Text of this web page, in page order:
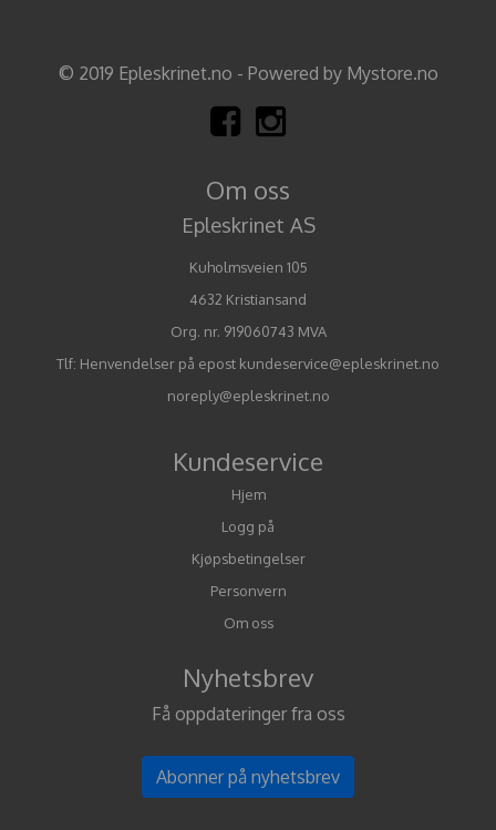
© 2019 Epleskrinet.no - Powered by Mystore.no
Om oss
Epleskrinet AS
Kuholmsveien 105
4632 Kristiansand
Org. nr. 919060743 MVA
Tlf: Henvendelser på epost kundeservice@epleskrinet.no
noreply@epleskrinet.no
Kundeservice
Hjem
Logg på
Kjøpsbetingelser
Personvern
Om oss
Nyhetsbrev
Få oppdateringer fra oss
Abonner på nyhetsbrev